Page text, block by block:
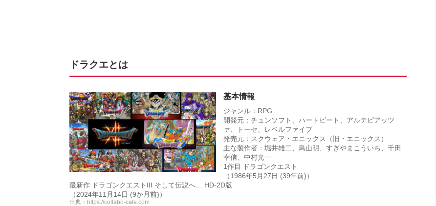
ドラクエとは
基本情報
ジャンル：RPG
開発元：チュンソフト、ハートビート、アルテピアッツ
ァ、トーセ、レベルファイブ
発売元：スクウェア・エニックス（旧・エニックス）
主な製作者：堀井雄二、鳥山明、すぎやまこういち、千田
幸信、中村光一
1作目 ドラゴンクエスト
（1986年5月27日 (39年前)）
最新作 ドラゴンクエストIII そして伝説へ… HD-2D版
（2024年11月14日 (9か月前)）
出典： https://collabo-cafe.com